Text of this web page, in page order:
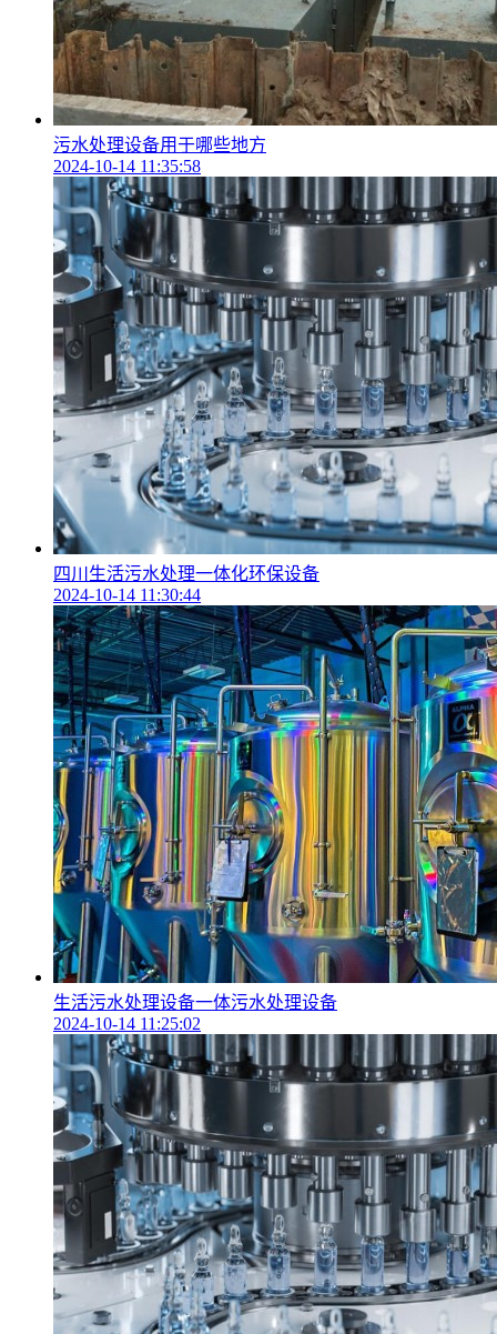
污水处理设备用于哪些地方
2024-10-14 11:35:58
四川生活污水处理一体化环保设备
2024-10-14 11:30:44
生活污水处理设备一体污水处理设备
2024-10-14 11:25:02